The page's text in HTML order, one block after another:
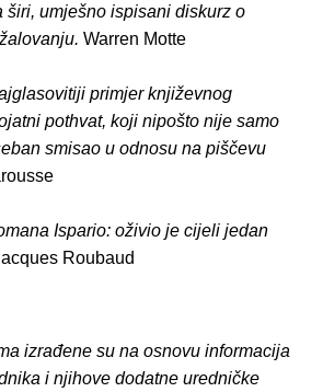
širi, umješno ispisani diskurz o
Warren Motte
primjer književnog
pothvat, koji nipošto nije samo
smisao u odnosu na piščevu
Ispario: oživio je cijeli jedan
Roubaud
izrađene su na osnovu informacija
i njihove dodatne uredničke